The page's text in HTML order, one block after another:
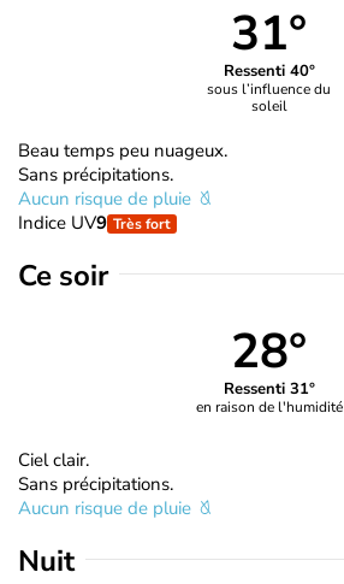
31°
Ressenti 40°
sous l’influence du
soleil
Beau temps peu nuageux.
Sans précipitations.
Aucun risque de pluie
Indice UV9 Très fort
Ce soir
28°
Ressenti 31°
en raison de l'humidité
Ciel clair.
Sans précipitations.
Aucun risque de pluie
Nuit